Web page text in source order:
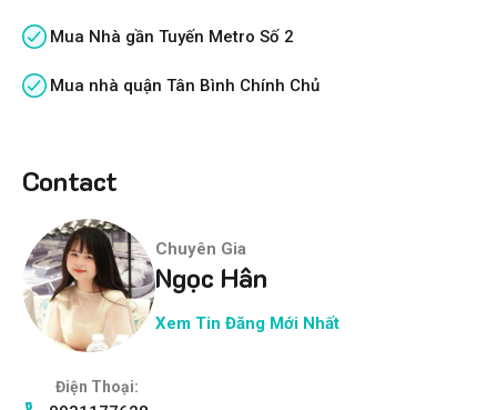
Mua Nhà gần Tuyến Metro Số 2
Mua nhà quận Tân Bình Chính Chủ
Contact
Chuyên Gia
Ngọc Hân
Xem Tin Đăng Mới Nhất
Điện Thoại: